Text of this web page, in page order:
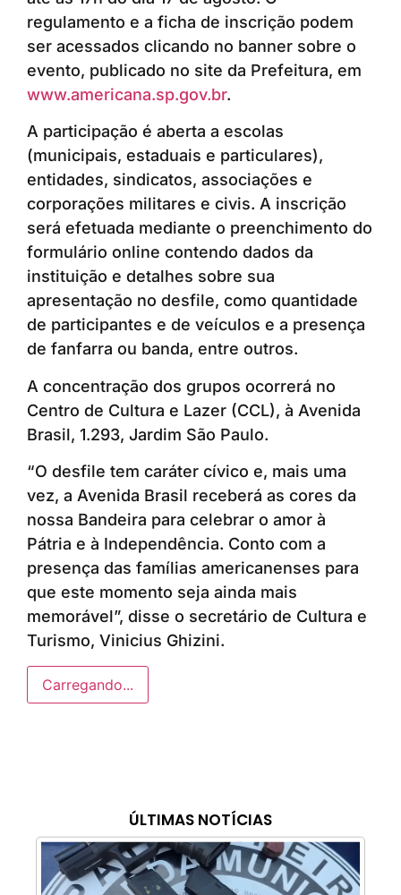
ÚLTIMAS NOTÍCIAS
regulamento e a ficha de inscrição podem
ser acessados clicando no banner sobre o
evento, publicado no site da Prefeitura, em
www.americana.sp.gov.br.
A participação é aberta a escolas
(municipais, estaduais e particulares),
entidades, sindicatos, associações e
corporações militares e civis. A inscrição
será efetuada mediante o preenchimento do
formulário online contendo dados da
instituição e detalhes sobre sua
apresentação no desfile, como quantidade
de participantes e de veículos e a presença
de fanfarra ou banda, entre outros.
A concentração dos grupos ocorrerá no
Centro de Cultura e Lazer (CCL), à Avenida
Brasil, 1.293, Jardim São Paulo.
“O desfile tem caráter cívico e, mais uma
vez, a Avenida Brasil receberá as cores da
nossa Bandeira para celebrar o amor à
Pátria e à Independência. Conto com a
presença das famílias americanenses para
que este momento seja ainda mais
memorável”, disse o secretário de Cultura e
Turismo, Vinicius Ghizini.
Carregando...